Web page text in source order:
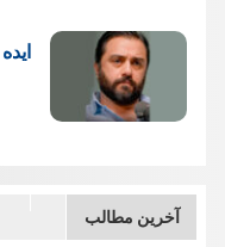
آخرین مطالب